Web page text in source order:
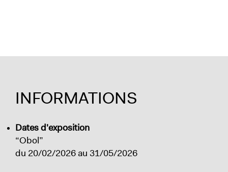
INFORMATIONS
Dates d'exposition
“Obol”
du 20/02/2026 au 31/05/2026